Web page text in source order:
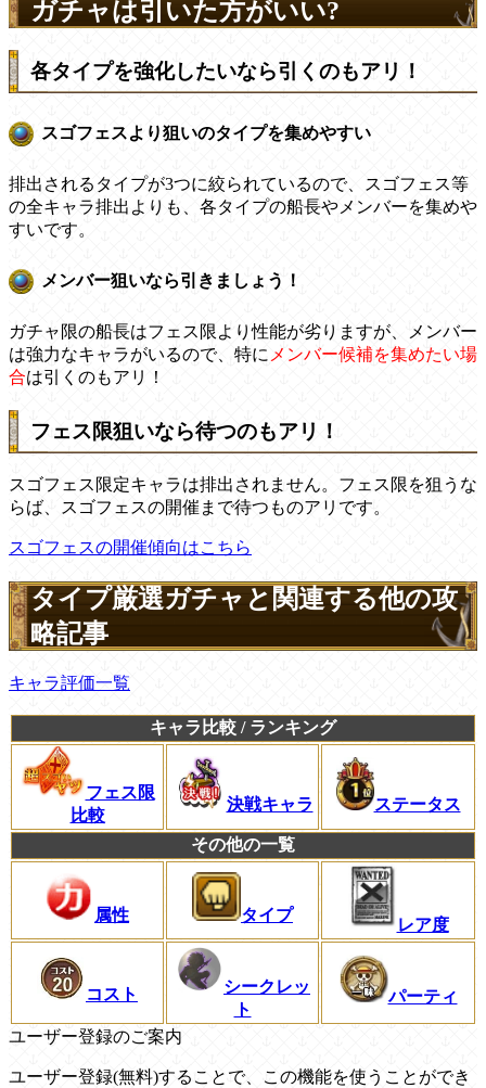
ガチャは引いた方がいい?
各タイプを強化したいなら引くのもアリ！
スゴフェスより狙いのタイプを集めやすい
排出されるタイプが3つに絞られているので、スゴフェス等
の全キャラ排出よりも、各タイプの船長やメンバーを集めや
すいです。
メンバー狙いなら引きましょう！
ガチャ限の船長はフェス限より性能が劣りますが、メンバー
は強力なキャラがいるので、特にメンバー候補を集めたい場
合は引くのもアリ！
フェス限狙いなら待つのもアリ！
スゴフェス限定キャラは排出されません。フェス限を狙うな
らば、スゴフェスの開催まで待つものアリです。
スゴフェスの開催傾向はこちら
タイプ厳選ガチャと関連する他の攻
略記事
キャラ評価一覧
キャラ比較 / ランキング
フェス限
比較
決戦キャラ ステータス
その他の一覧
属性 タイプ
レア度
コスト
シークレッ
ト
パーティ
ユーザー登録のご案内
ユーザー登録(無料)することで、この機能を使うことができ